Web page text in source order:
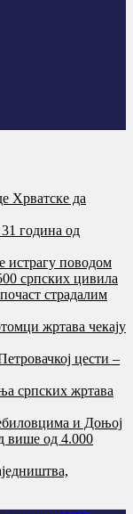
Хрватске да
година од
истрагу поводом
српских цивила
страдалим
жртава чекају
цести –
српских жртава
и Доњој
више од 4.000